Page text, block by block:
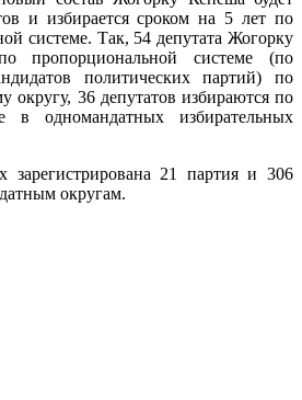
и избирается сроком на 5 лет по
системе. Так, 54 депутата Жогорку
пропорциональной системе (по
политических партий) по
округу, 36 депутатов избираются по
в одномандатных избирательных
зарегистрирована 21 партия и 306
округам.